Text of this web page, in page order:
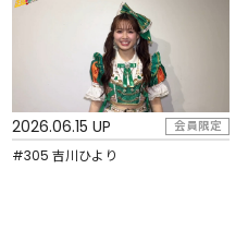
2026.06.15 UP 会員限定
#305 吉川ひより